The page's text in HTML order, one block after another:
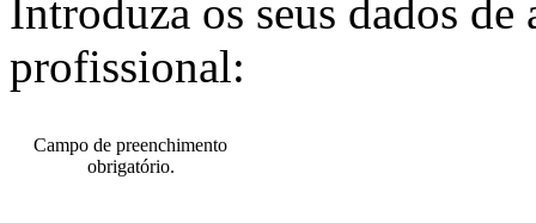
Introduza os seus dados de
profissional:
Campo de preenchimento
obrigatório.